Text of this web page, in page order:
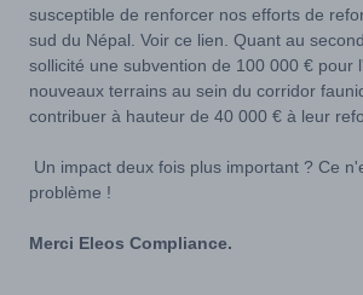
susceptible de renforcer nos efforts de
sud du Népal. Voir ce lien. Quant au
sollicité une subvention de 100 000 € pour l'
nouveaux terrains au sein du corridor
contribuer à hauteur de 40 000 € à leur
Un impact deux fois plus important ? Ce
problème !
Merci Eleos Compliance.